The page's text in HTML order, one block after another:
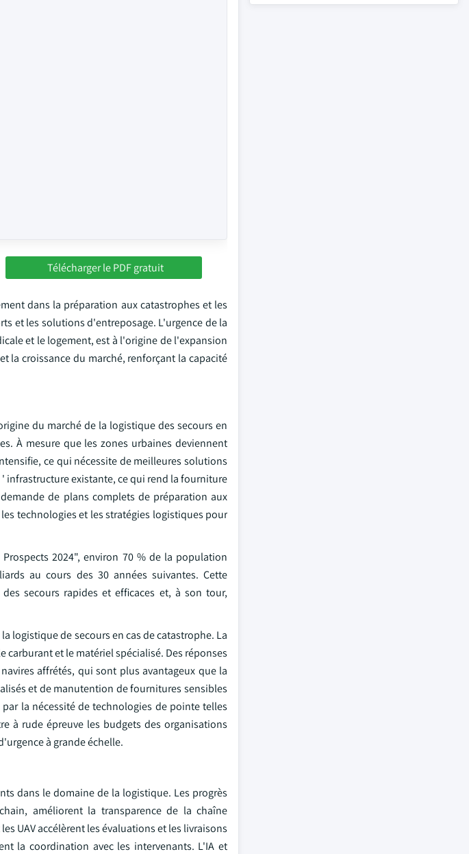
Télécharger le PDF gratuit
dans la préparation aux catastrophes et les
et les solutions d'entreposage. L'urgence de la
et le logement, est à l'origine de l'expansion
la croissance du marché, renforçant la capacité
du marché de la logistique des secours en
À mesure que les zones urbaines deviennent
ce qui nécessite de meilleures solutions
infrastructure existante, ce qui rend la fourniture
de plans complets de préparation aux
technologies et les stratégies logistiques pour
2024", environ 70 % de la population
au cours des 30 années suivantes. Cette
secours rapides et efficaces et, à son tour,
logistique de secours en cas de catastrophe. La
et le matériel spécialisé. Des réponses
affrétés, qui sont plus avantageux que la
et de manutention de fournitures sensibles
la nécessité de technologies de pointe telles
à rude épreuve les budgets des organisations
à grande échelle.
dans le domaine de la logistique. Les progrès
améliorent la transparence de la chaîne
UAV accélèrent les évaluations et les livraisons
la coordination avec les intervenants. L'IA et